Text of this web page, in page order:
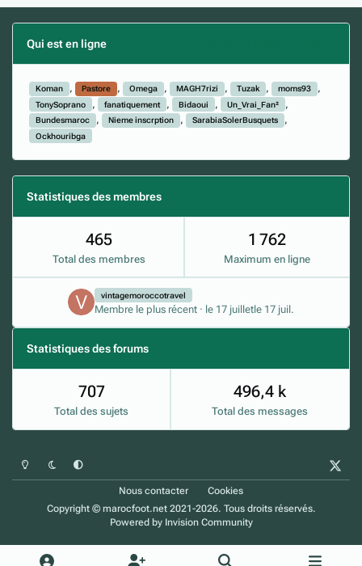
Qui est en ligne
Koman Pastore Omega MAGH7rizi Tuzak
moms93
TonySoprano
fanatiquement Bidaoui
Un_Vrai_Fan²
Bundesmaroc
Nieme inscrption
SarabiaSolerBusquets
Ockhouribga
Statistiques des membres
465
Total des membres
1 762
Maximum en ligne
vintagemoroccotravel
Membre le plus récent · le 17 juilletle 17 juil.
Statistiques des forums
Total des sujets
707
Total des messages
496,4 k
Mode clairMode sombrePréférence du système
Nous contacter
Cookies
Copyright © marocfoot.net 2021-2026. Tous droits réservés.
Powered by Invision Community